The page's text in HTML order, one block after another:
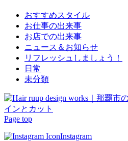
おすすめスタイル
お仕事の出来事
お店での出来事
ニュース＆お知らせ
リフレッシュしましょう！
日常
未分類
Page top
Instagram